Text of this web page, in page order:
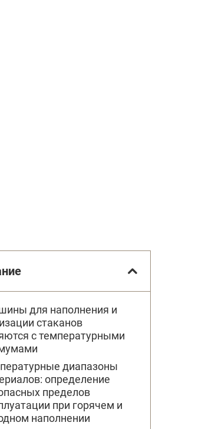
для наполнения и
стаканов
с температурными
диапазоны
определение
пределов
при горячем и
наполнении